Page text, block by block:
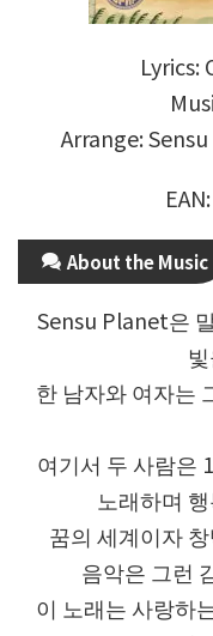
Lyrics:
Arrange:
About the Music
Sensu Planet은
한 남자와 여자는
여기서 두 사람은
노래하며
꿈의 세계이자
음악은 그런
이 노래는 사랑하